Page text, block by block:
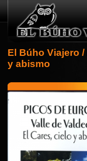
El Búho Viajero /
y abismo